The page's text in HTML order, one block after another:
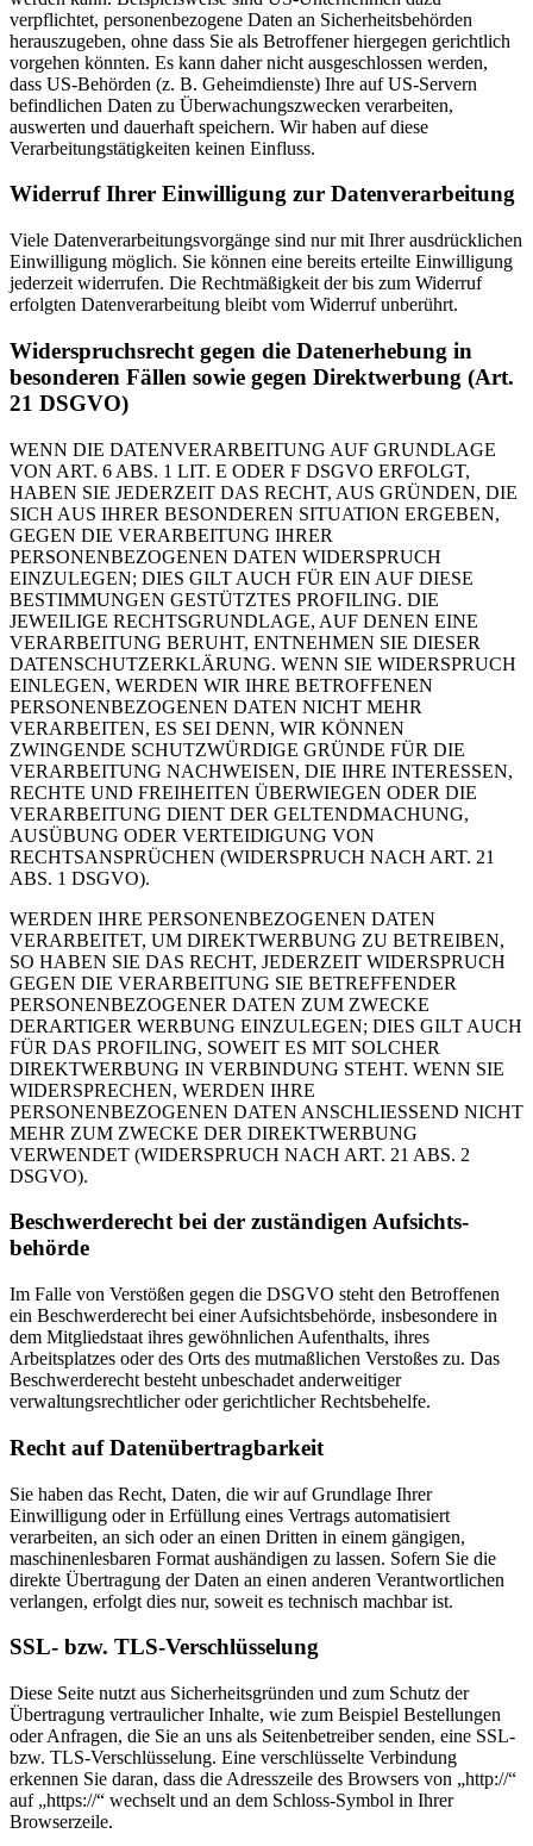
verpflichtet, personenbezogene Daten an Sicherheitsbehörden
herauszugeben, ohne dass Sie als Betroffener hiergegen gerichtlich
vorgehen könnten. Es kann daher nicht ausgeschlossen werden,
dass US-Behörden (z. B. Geheimdienste) Ihre auf US-Servern
befindlichen Daten zu Überwachungszwecken verarbeiten,
auswerten und dauerhaft speichern. Wir haben auf diese
Verarbeitungstätigkeiten keinen Einfluss.
Widerruf Ihrer Einwilligung zur Datenverarbeitung
Viele Datenverarbeitungsvorgänge sind nur mit Ihrer ausdrücklichen
Einwilligung möglich. Sie können eine bereits erteilte Einwilligung
jederzeit widerrufen. Die Rechtmäßigkeit der bis zum Widerruf
erfolgten Datenverarbeitung bleibt vom Widerruf unberührt.
Widerspruchsrecht gegen die Datenerhebung in
besonderen Fällen sowie gegen Direktwerbung (Art.
21 DSGVO)
WENN DIE DATENVERARBEITUNG AUF GRUNDLAGE
VON ART. 6 ABS. 1 LIT. E ODER F DSGVO ERFOLGT,
HABEN SIE JEDERZEIT DAS RECHT, AUS GRÜNDEN, DIE
SICH AUS IHRER BESONDEREN SITUATION ERGEBEN,
GEGEN DIE VERARBEITUNG IHRER
PERSONENBEZOGENEN DATEN WIDERSPRUCH
EINZULEGEN; DIES GILT AUCH FÜR EIN AUF DIESE
BESTIMMUNGEN GESTÜTZTES PROFILING. DIE
JEWEILIGE RECHTSGRUNDLAGE, AUF DENEN EINE
VERARBEITUNG BERUHT, ENTNEHMEN SIE DIESER
DATENSCHUTZERKLÄRUNG. WENN SIE WIDERSPRUCH
EINLEGEN, WERDEN WIR IHRE BETROFFENEN
PERSONENBEZOGENEN DATEN NICHT MEHR
VERARBEITEN, ES SEI DENN, WIR KÖNNEN
ZWINGENDE SCHUTZWÜRDIGE GRÜNDE FÜR DIE
VERARBEITUNG NACHWEISEN, DIE IHRE INTERESSEN,
RECHTE UND FREIHEITEN ÜBERWIEGEN ODER DIE
VERARBEITUNG DIENT DER GELTENDMACHUNG,
AUSÜBUNG ODER VERTEIDIGUNG VON
RECHTSANSPRÜCHEN (WIDERSPRUCH NACH ART. 21
ABS. 1 DSGVO).
WERDEN IHRE PERSONENBEZOGENEN DATEN
VERARBEITET, UM DIREKTWERBUNG ZU BETREIBEN,
SO HABEN SIE DAS RECHT, JEDERZEIT WIDERSPRUCH
GEGEN DIE VERARBEITUNG SIE BETREFFENDER
PERSONENBEZOGENER DATEN ZUM ZWECKE
DERARTIGER WERBUNG EINZULEGEN; DIES GILT AUCH
FÜR DAS PROFILING, SOWEIT ES MIT SOLCHER
DIREKTWERBUNG IN VERBINDUNG STEHT. WENN SIE
WIDERSPRECHEN, WERDEN IHRE
PERSONENBEZOGENEN DATEN ANSCHLIESSEND NICHT
MEHR ZUM ZWECKE DER DIREKTWERBUNG
VERWENDET (WIDERSPRUCH NACH ART. 21 ABS. 2
DSGVO).
Beschwerde­recht bei der zuständigen Aufsichts­
behörde
Im Falle von Verstößen gegen die DSGVO steht den Betroffenen
ein Beschwerderecht bei einer Aufsichtsbehörde, insbesondere in
dem Mitgliedstaat ihres gewöhnlichen Aufenthalts, ihres
Arbeitsplatzes oder des Orts des mutmaßlichen Verstoßes zu. Das
Beschwerderecht besteht unbeschadet anderweitiger
verwaltungsrechtlicher oder gerichtlicher Rechtsbehelfe.
Recht auf Daten­übertrag­barkeit
Sie haben das Recht, Daten, die wir auf Grundlage Ihrer
Einwilligung oder in Erfüllung eines Vertrags automatisiert
verarbeiten, an sich oder an einen Dritten in einem gängigen,
maschinenlesbaren Format aushändigen zu lassen. Sofern Sie die
direkte Übertragung der Daten an einen anderen Verantwortlichen
verlangen, erfolgt dies nur, soweit es technisch machbar ist.
SSL- bzw. TLS-Verschlüsselung
Diese Seite nutzt aus Sicherheitsgründen und zum Schutz der
Übertragung vertraulicher Inhalte, wie zum Beispiel Bestellungen
oder Anfragen, die Sie an uns als Seitenbetreiber senden, eine SSL-
bzw. TLS-Verschlüsselung. Eine verschlüsselte Verbindung
erkennen Sie daran, dass die Adresszeile des Browsers von „http://“
auf „https://“ wechselt und an dem Schloss-Symbol in Ihrer
Browserzeile.